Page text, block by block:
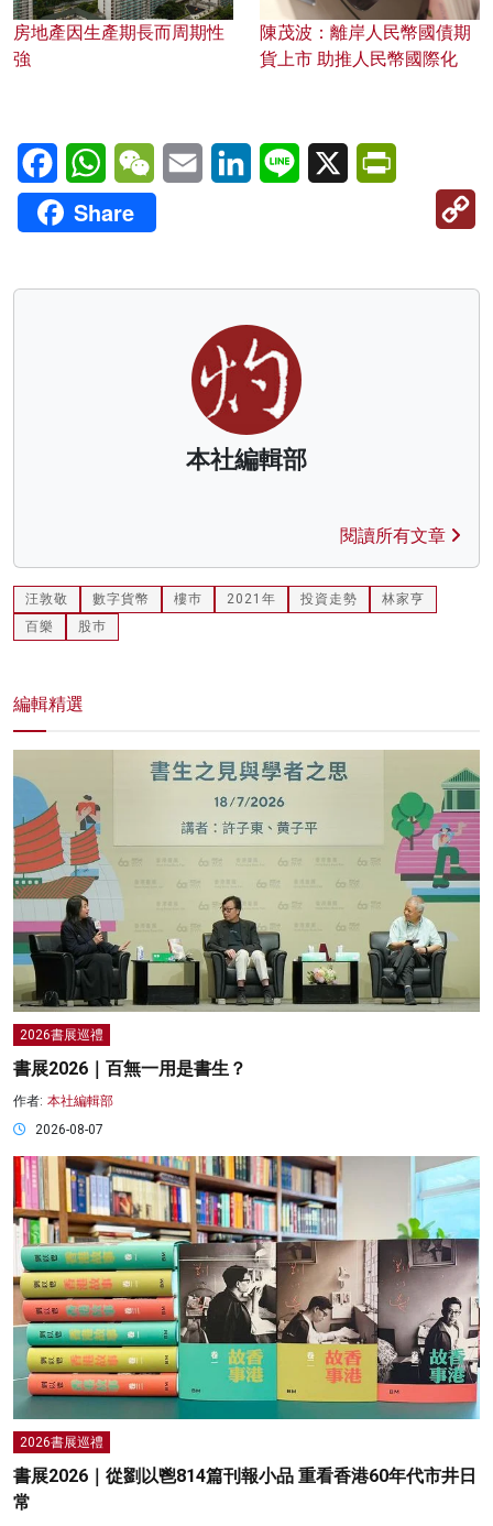
房地產因生產期長而周期性
強
陳茂波：離岸人民幣國債期
貨上市 助推人民幣國際化
FacebookWhatsAppWeChatEmail LinkedInLine X
Share
本社編輯部
閱讀所有文章
汪敦敬 數字貨幣 樓巿 2021年 投資走勢
林家亨
百樂
股巿
編輯精選
2026書展巡禮
書展2026｜百無一用是書生？
作者: 本社編輯部
2026-08-07
2026書展巡禮
書展2026｜從劉以鬯814篇刊報小品 重看香港60年代市井日
常